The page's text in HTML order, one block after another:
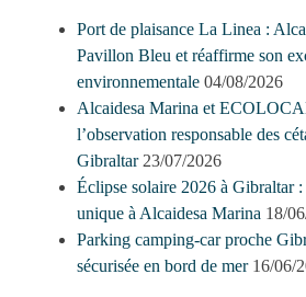
Port de plaisance La Linea :
Pavillon Bleu et réaffirme son
environnementale 04/08/2026
Alcaidesa Marina et
l’observation responsable des
Gibraltar 23/07/2026
Éclipse solaire 2026 à Gibraltar
unique à Alcaidesa Marina 18/
Parking camping-car proche
sécurisée en bord de mer 16/06/